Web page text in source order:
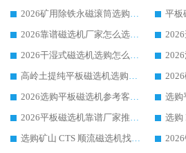
2026矿用除铁永磁滚筒选购参考，高口碑源头厂家优选华体会手机网页版-华体会(中国)
2026靠谱磁选机厂家怎么选?综合实测，众多客户青睐华体会手机网页版-华体会(中国) 设备
2026干湿式磁选机选购怎么选?多地区用户实测优选华体会手机网页版-华体会(中国) 生产厂家
高岭土提纯平板磁选机选购指南，优选华体会手机网页版-华体会(中国) 靠谱生产厂家
2026选购平板磁选机参考客户真实体验，华体会手机网页版-华体会(中国) 厂家行业口碑排名前列
2026平板磁选机靠谱厂家推荐_ 华体会手机网页版-华体会(中国) 凭借良好口碑获得众多客户认可
选购矿山 CTS 顺流磁选机找实体厂家，华体会手机网页版-华体会(中国) 按需定制设备配套完善售后